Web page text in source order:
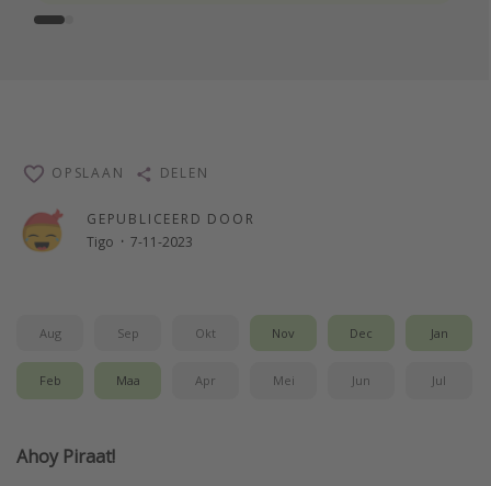
GEPUBLICEERD DOOR
Tigo · 7-11-2023
OPSLAAN DELEN
Aug Sep Okt Nov Dec Jan
Feb Maa Apr Mei Jun Jul
Ahoy Piraat!